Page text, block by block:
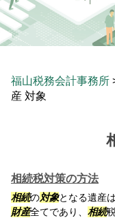
福山税務会計事務所
産 対象
相続税対策の方法
相続の対象となる遺産
財産全てであり、 相続